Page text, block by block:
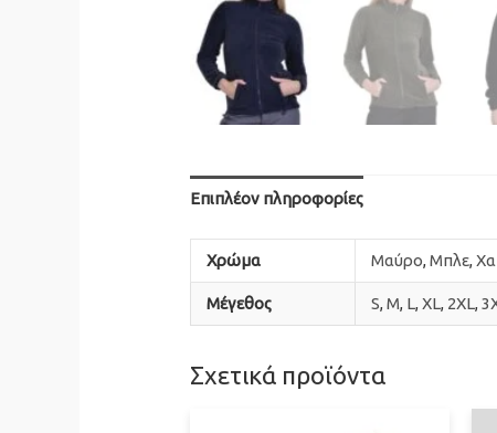
Επιπλέον πληροφορίες
Χρώμα Mαύρο,Μπλε,
Mέγεθος S,M, L,XL, 2XL,
Σχετικά προϊόντα